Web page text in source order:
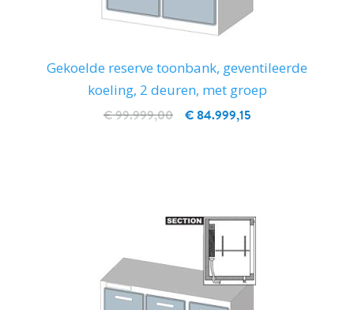
Gekoelde reserve toonbank, geventileerde
koeling, 2 deuren, met groep
€ 84.999,15
€ 99.999,00